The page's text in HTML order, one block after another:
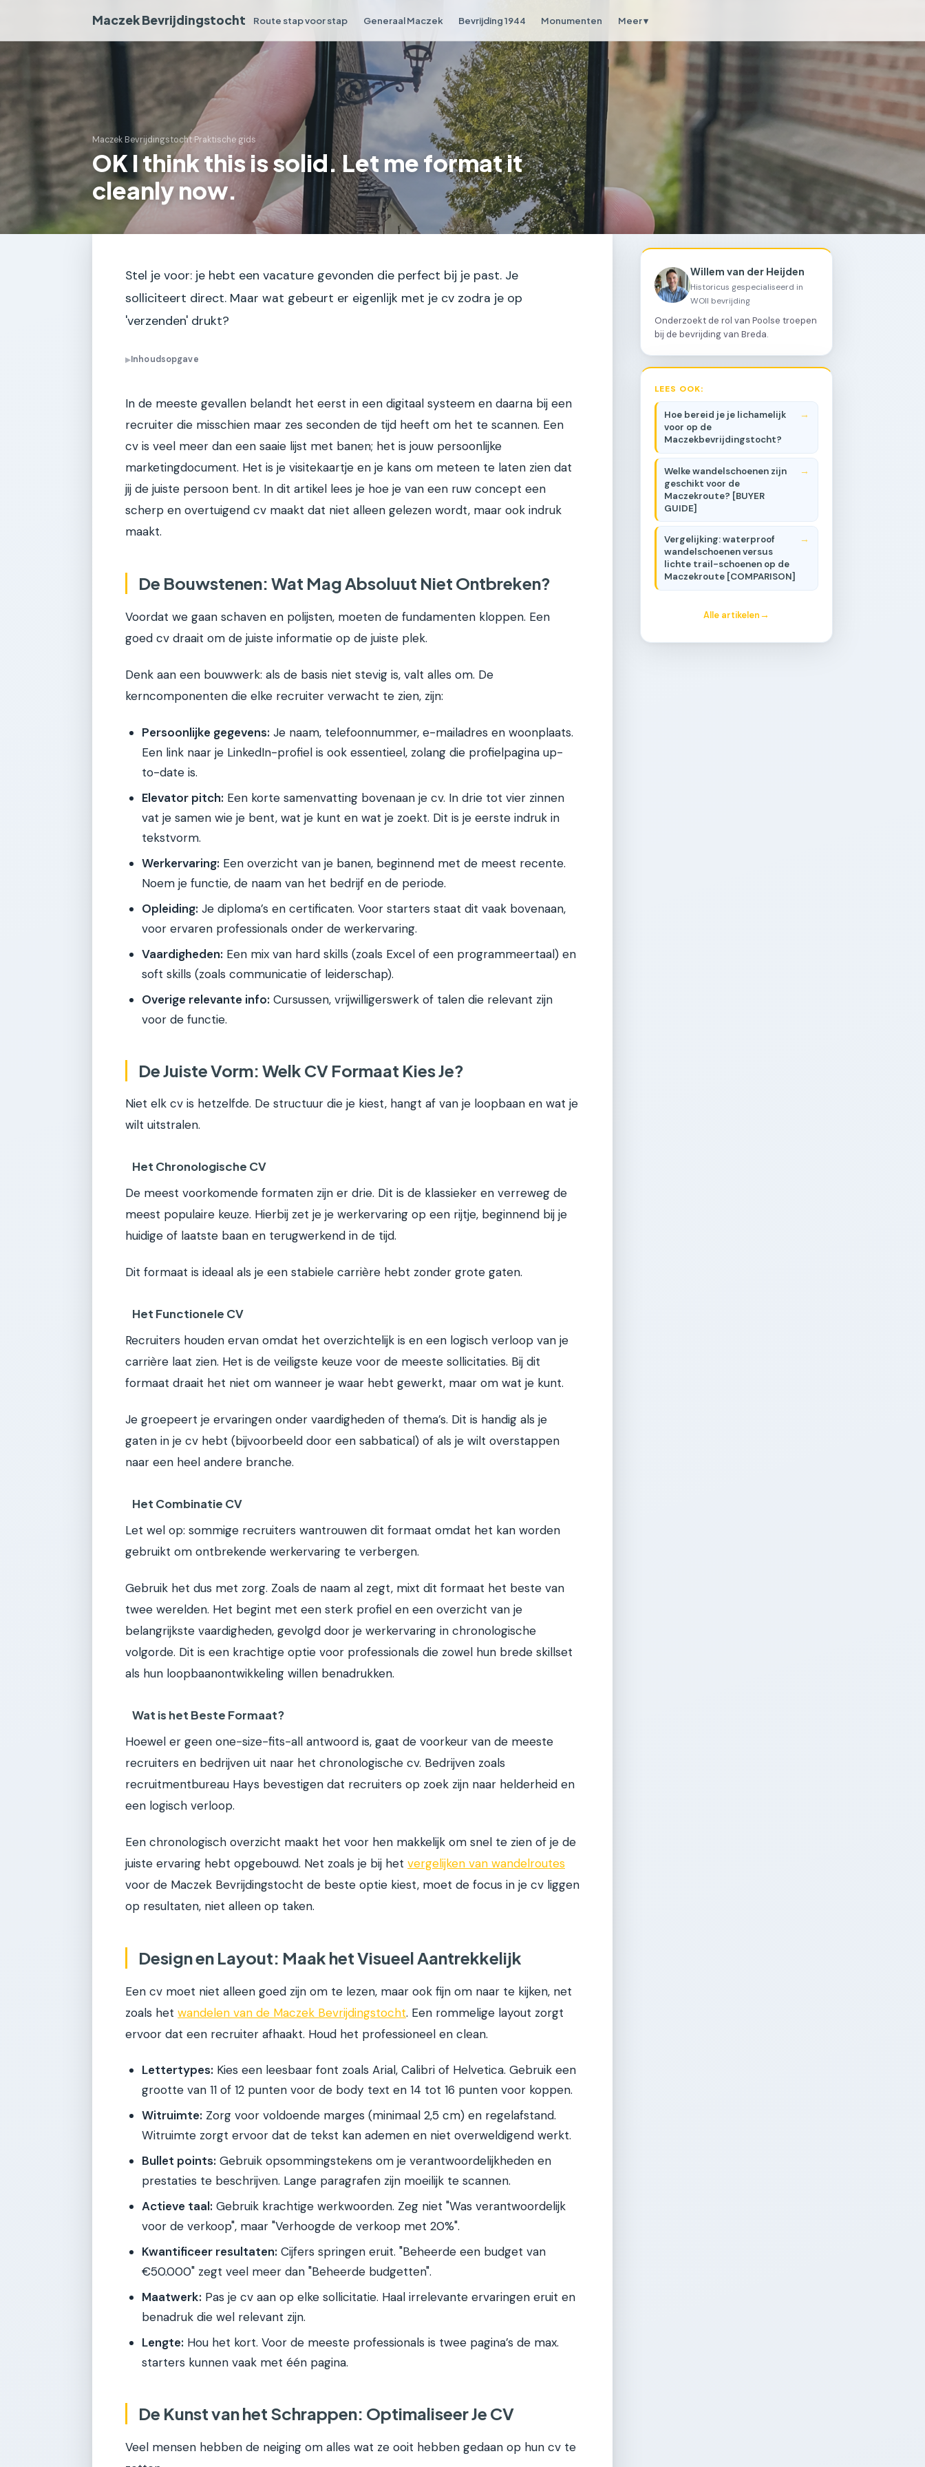
Maczek Bevrijdingstocht Route stap voor stap Generaal Maczek Bevrijding 1944 Monumenten Meer ▾
Maczek Bevrijdingstocht›Praktische gids
OK I think this is solid. Let me format it
cleanly now.
Stel je voor: je hebt een vacature gevonden die perfect bij je past. Je
solliciteert direct. Maar wat gebeurt er eigenlijk met je cv zodra je op
'verzenden' drukt?
▶Inhoudsopgave
In de meeste gevallen belandt het eerst in een digitaal systeem en daarna bij een
recruiter die misschien maar zes seconden de tijd heeft om het te scannen. Een
cv is veel meer dan een saaie lijst met banen; het is jouw persoonlijke
marketingdocument. Het is je visitekaartje en je kans om meteen te laten zien dat
jij de juiste persoon bent. In dit artikel lees je hoe je van een ruw concept een
scherp en overtuigend cv maakt dat niet alleen gelezen wordt, maar ook indruk
maakt.
De Bouwstenen: Wat Mag Absoluut Niet Ontbreken?
Voordat we gaan schaven en polijsten, moeten de fundamenten kloppen. Een
goed cv draait om de juiste informatie op de juiste plek.
Denk aan een bouwwerk: als de basis niet stevig is, valt alles om. De
kerncomponenten die elke recruiter verwacht te zien, zijn:
Persoonlijke gegevens: Je naam, telefoonnummer, e-mailadres en woonplaats.
Een link naar je LinkedIn-profiel is ook essentieel, zolang die profielpagina up-
to-date is.
Elevator pitch: Een korte samenvatting bovenaan je cv. In drie tot vier zinnen
vat je samen wie je bent, wat je kunt en wat je zoekt. Dit is je eerste indruk in
tekstvorm.
Werkervaring: Een overzicht van je banen, beginnend met de meest recente.
Noem je functie, de naam van het bedrijf en de periode.
Opleiding: Je diploma’s en certificaten. Voor starters staat dit vaak bovenaan,
voor ervaren professionals onder de werkervaring.
Vaardigheden: Een mix van hard skills (zoals Excel of een programmeertaal) en
soft skills (zoals communicatie of leiderschap).
Overige relevante info: Cursussen, vrijwilligerswerk of talen die relevant zijn
voor de functie.
De Juiste Vorm: Welk CV Formaat Kies Je?
Niet elk cv is hetzelfde. De structuur die je kiest, hangt af van je loopbaan en wat je
wilt uitstralen.
Het Chronologische CV
De meest voorkomende formaten zijn er drie. Dit is de klassieker en verreweg de
meest populaire keuze. Hierbij zet je je werkervaring op een rijtje, beginnend bij je
huidige of laatste baan en terugwerkend in de tijd.
Dit formaat is ideaal als je een stabiele carrière hebt zonder grote gaten.
Het Functionele CV
Recruiters houden ervan omdat het overzichtelijk is en een logisch verloop van je
carrière laat zien. Het is de veiligste keuze voor de meeste sollicitaties. Bij dit
formaat draait het niet om wanneer je waar hebt gewerkt, maar om wat je kunt.
Je groepeert je ervaringen onder vaardigheden of thema’s. Dit is handig als je
gaten in je cv hebt (bijvoorbeeld door een sabbatical) of als je wilt overstappen
naar een heel andere branche.
Het Combinatie CV
Let wel op: sommige recruiters wantrouwen dit formaat omdat het kan worden
gebruikt om ontbrekende werkervaring te verbergen.
Gebruik het dus met zorg. Zoals de naam al zegt, mixt dit formaat het beste van
twee werelden. Het begint met een sterk profiel en een overzicht van je
belangrijkste vaardigheden, gevolgd door je werkervaring in chronologische
volgorde. Dit is een krachtige optie voor professionals die zowel hun brede skillset
als hun loopbaanontwikkeling willen benadrukken.
Wat is het Beste Formaat?
Hoewel er geen one-size-fits-all antwoord is, gaat de voorkeur van de meeste
recruiters en bedrijven uit naar het chronologische cv. Bedrijven zoals
recruitmentbureau Hays bevestigen dat recruiters op zoek zijn naar helderheid en
een logisch verloop.
Een chronologisch overzicht maakt het voor hen makkelijk om snel te zien of je de
juiste ervaring hebt opgebouwd. Net zoals je bij het vergelijken van wandelroutes
voor de Maczek Bevrijdingstocht de beste optie kiest, moet de focus in je cv liggen
op resultaten, niet alleen op taken.
Design en Layout: Maak het Visueel Aantrekkelijk
Een cv moet niet alleen goed zijn om te lezen, maar ook fijn om naar te kijken, net
zoals het wandelen van de Maczek Bevrijdingstocht. Een rommelige layout zorgt
ervoor dat een recruiter afhaakt. Houd het professioneel en clean.
Lettertypes: Kies een leesbaar font zoals Arial, Calibri of Helvetica. Gebruik een
grootte van 11 of 12 punten voor de body text en 14 tot 16 punten voor koppen.
Witruimte: Zorg voor voldoende marges (minimaal 2,5 cm) en regelafstand.
Witruimte zorgt ervoor dat de tekst kan ademen en niet overweldigend werkt.
Bullet points: Gebruik opsommingstekens om je verantwoordelijkheden en
prestaties te beschrijven. Lange paragrafen zijn moeilijk te scannen.
Actieve taal: Gebruik krachtige werkwoorden. Zeg niet "Was verantwoordelijk
voor de verkoop", maar "Verhoogde de verkoop met 20%".
Kwantificeer resultaten: Cijfers springen eruit. "Beheerde een budget van
€50.000" zegt veel meer dan "Beheerde budgetten".
Maatwerk: Pas je cv aan op elke sollicitatie. Haal irrelevante ervaringen eruit en
benadruk die wel relevant zijn.
Lengte: Hou het kort. Voor de meeste professionals is twee pagina’s de max.
starters kunnen vaak met één pagina.
De Kunst van het Schrappen: Optimaliseer Je CV
Veel mensen hebben de neiging om alles wat ze ooit hebben gedaan op hun cv te
Willem van der Heijden
Historicus gespecialiseerd in
WOII bevrijding
Onderzoekt de rol van Poolse troepen
bij de bevrijding van Breda.
LEES OOK:
Hoe bereid je je lichamelijk
voor op de
Maczekbevrijdingstocht?
Welke wandelschoenen zijn
geschikt voor de
Maczekroute? [BUYER
GUIDE]
Vergelijking: waterproof
wandelschoenen versus
lichte trail-schoenen op de
Maczekroute [COMPARISON]
Alle artikelen